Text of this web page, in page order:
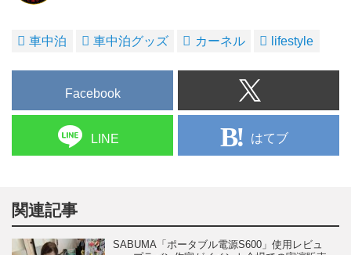
車中泊 車中泊グッズ カーネル lifestyle
Facebook
LINE はてブ
関連記事
SABUMA「ポータブル電源S600」使用レビュ